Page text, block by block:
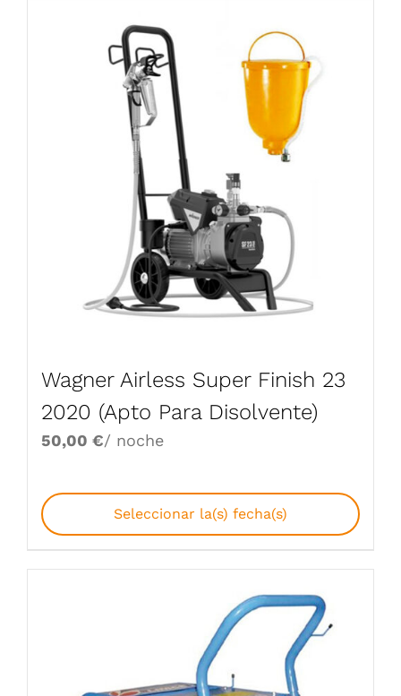
Wagner Airless Super Finish 23
2020 (Apto Para Disolvente)
50,00 €/ noche
Seleccionar la(s) fecha(s)